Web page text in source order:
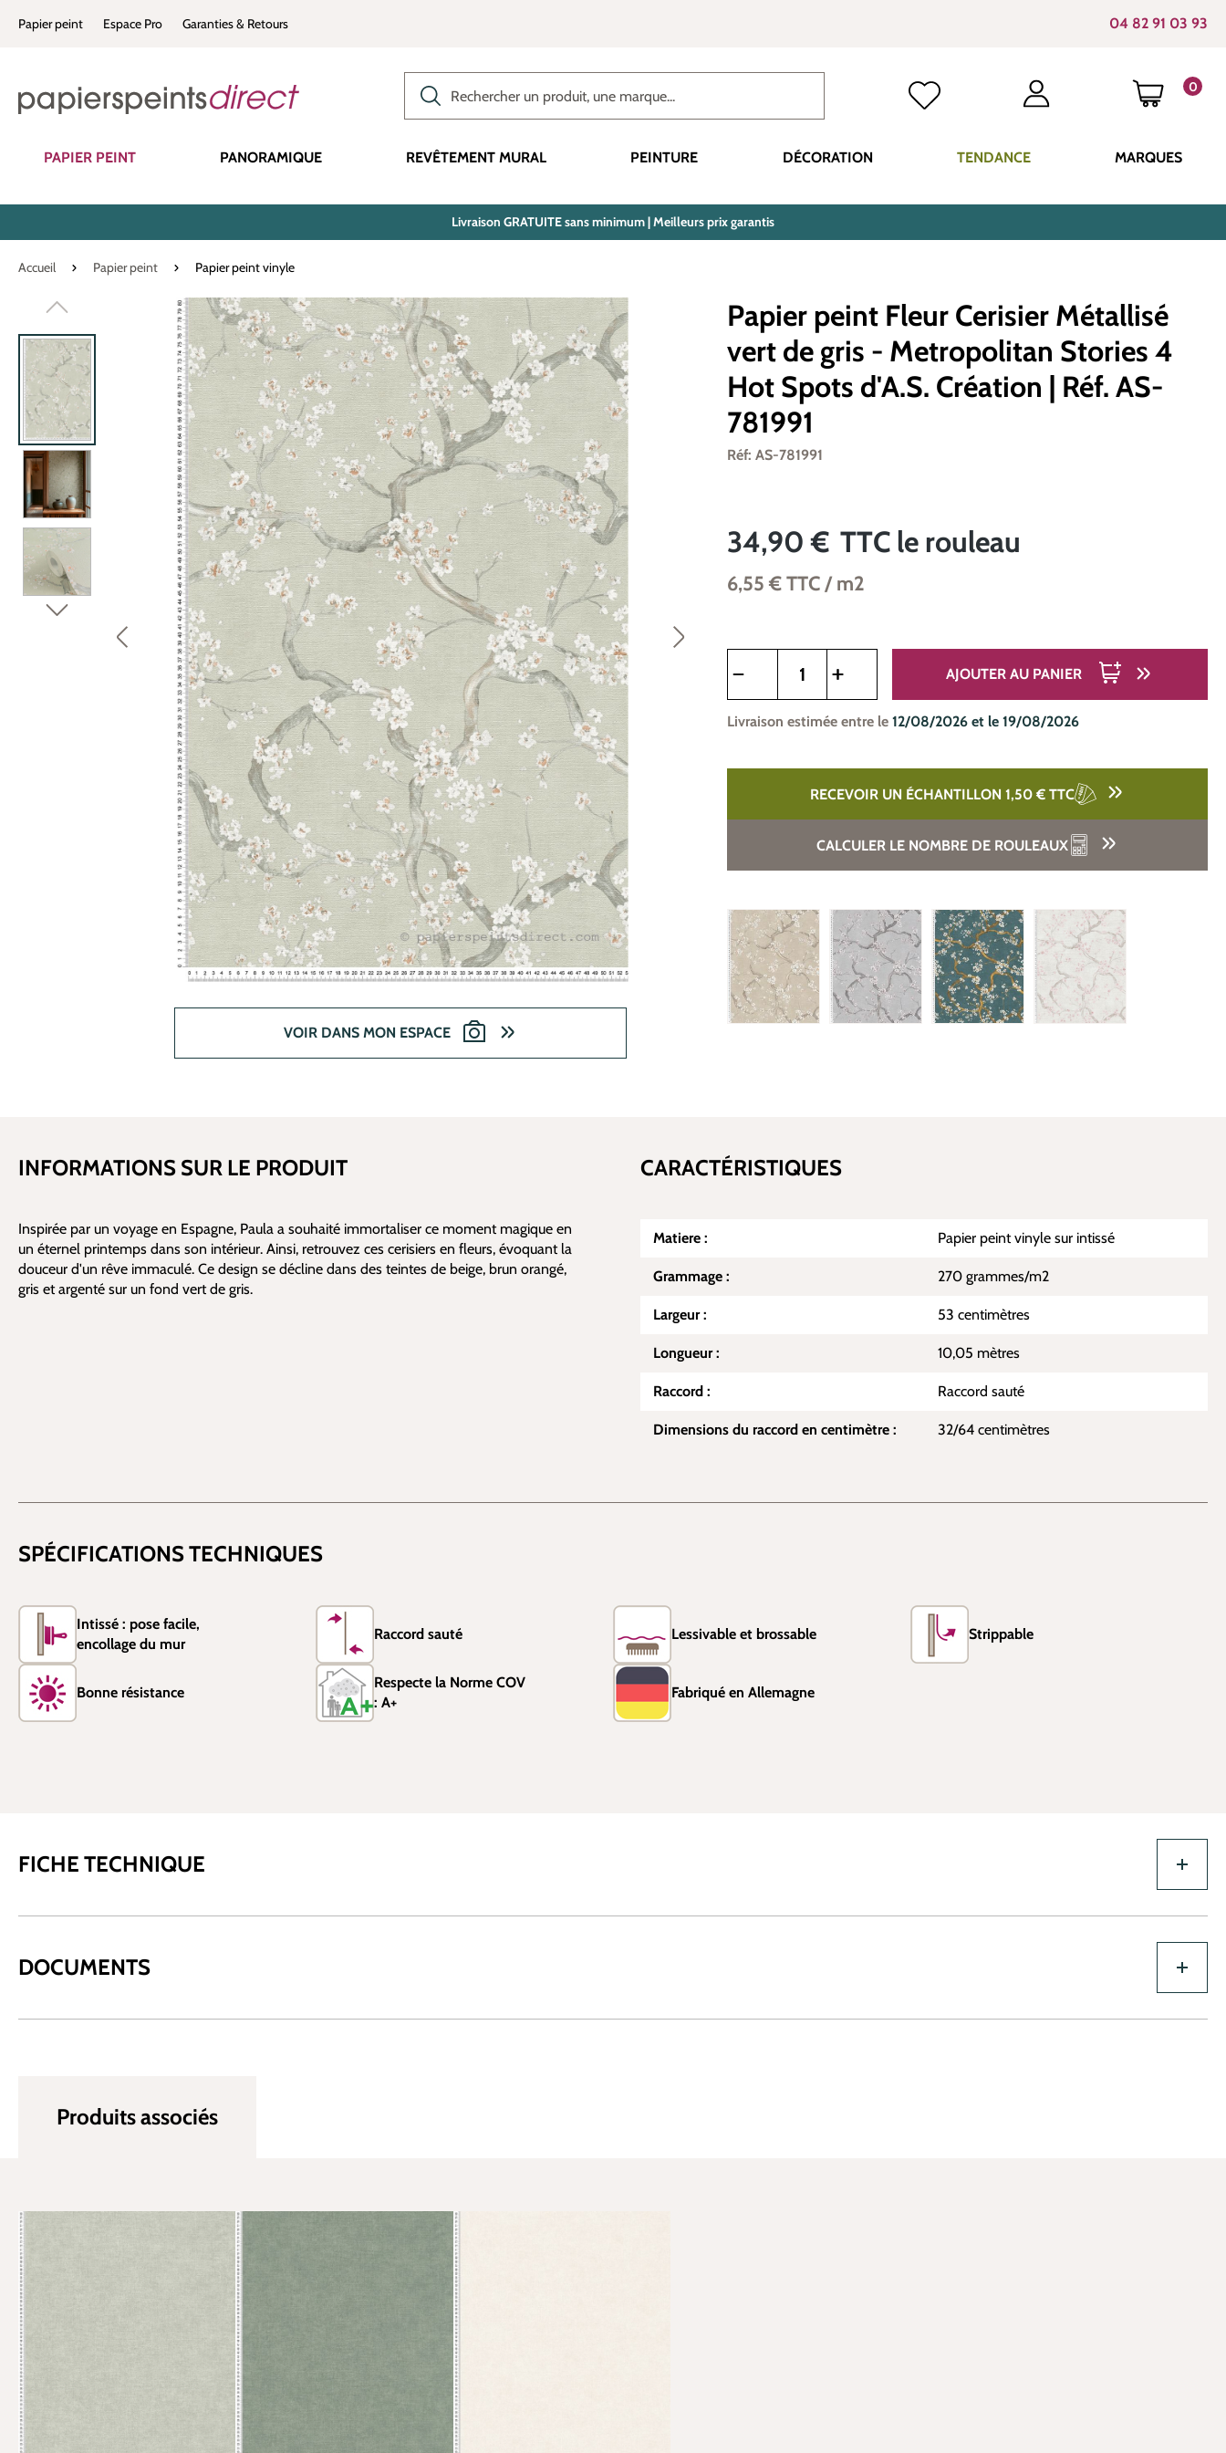
Passer à la navigation principale
Papier peint Espace Pro Garanties & Retours 04 82 91 03 93
0
LE
PAPIER PEINT PANORAMIQUE REVÊTEMENT MURAL PEINTURE DÉCORATION TENDANCE MARQUES
Livraison GRATUITE sans minimum | Meilleurs prix garantis
Accueil Papier peint Papier peint vinyle
Ignorer la galerie d'images
VOIR DANS MON ESPACE
Papier peint Fleur Cerisier Métallisé
vert de gris - Metropolitan Stories 4
Hot Spots d'A.S. Création | Réf. AS-
781991
Réf: AS-781991
34,90 € TTC le rouleau
6,55 €TTC/ m2
AJOUTER AU PANIER
Livraison estimée entre le 12/08/2026 et le 19/08/2026
RECEVOIR UN ÉCHANTILLON 1,50 € TTC
CALCULER LE NOMBRE DE ROULEAUX
INFORMATIONS SUR LE PRODUIT
Inspirée par un voyage en Espagne, Paula a souhaité immortaliser ce moment magique en
un éternel printemps dans son intérieur. Ainsi, retrouvez ces cerisiers en fleurs, évoquant la
douceur d'un rêve immaculé. Ce design se décline dans des teintes de beige, brun orangé,
gris et argenté sur un fond vert de gris.
CARACTÉRISTIQUES
Matiere : Papier peint vinyle sur intissé
Grammage : 270 grammes/m2
Largeur : 53 centimètres
Longueur : 10,05 mètres
Raccord : Raccord sauté
Dimensions du raccord en centimètre : 32/64 centimètres
SPÉCIFICATIONS TECHNIQUES
Intissé : pose facile,
encollage du mur
Raccord sauté Lessivable et brossable Strippable
Bonne résistance
Respecte la Norme COV
: A+
Fabriqué en Allemagne
FICHE TECHNIQUE
DOCUMENTS
Produits associés